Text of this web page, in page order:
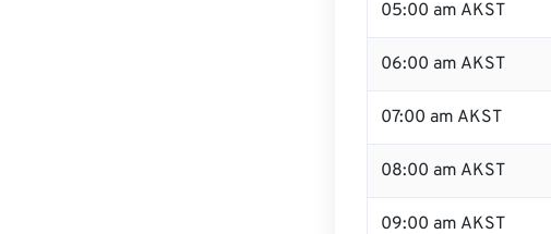
05:00 am AKST
06:00 am AKST
07:00 am AKST
08:00 am AKST
09:00 am AKST